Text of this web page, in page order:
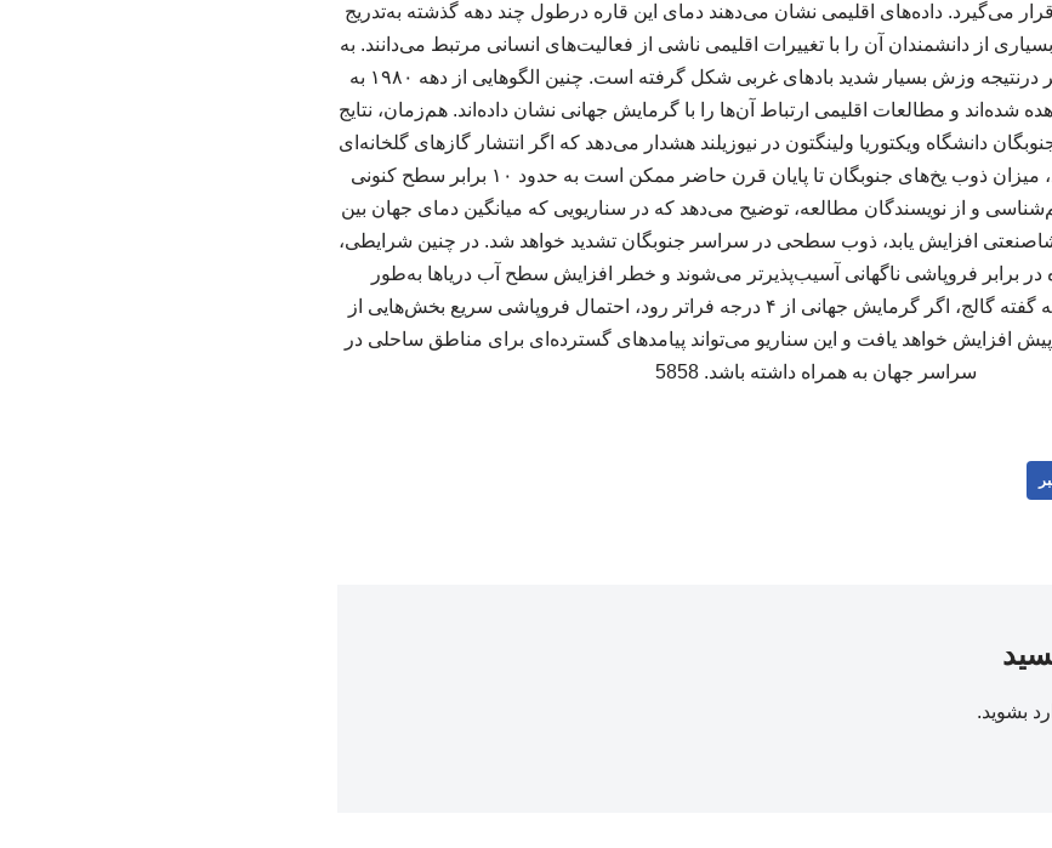
می‌گیرد. داده‌های اقلیمی نشان می‌دهند دمای این قاره درطول چند دهه گذشته به‌تدریج
از دانشمندان آن را با تغییرات اقلیمی ناشی از فعالیت‌های انسانی مرتبط می‌دانند. به
گفته کوردرو، موج گرمای اخیر درنتیجه وزش بسیار شدید بادهای غربی شکل گرفته است. چنین الگوهایی از دهه ۱۹۸۰ به
شده‌اند و مطالعات اقلیمی ارتباط آن‌ها را با گرمایش جهانی نشان داده‌اند. هم‌زمان، نتایج
دانشگاه ویکتوریا ولینگتون در نیوزیلند هشدار می‌دهد که اگر انتشار گازهای گلخانه‌ای
به‌طور چشمگیری کاهش نیابد، میزان ذوب یخ‌های جنوبگان تا پایان قرن حاضر ممکن است به حدود ۱۰ برابر سطح کنونی
و از نویسندگان مطالعه، توضیح می‌دهد که در سناریویی که میانگین دمای جهان بین
سطح پیشاصنعتی افزایش یابد، ذوب سطحی در سراسر جنوبگان تشدید خواهد شد. در چنین شرایطی،
برابر فروپاشی ناگهانی آسیب‌پذیرتر می‌شوند و خطر افزایش سطح آب دریاها به‌طور
قابل‌توجهی بیشتر خواهد شد. به گفته گالج، اگر گرمایش جهانی از ۴ درجه فراتر رود، احتمال فروپاشی سریع بخش‌هایی از
افزایش خواهد یافت و این سناریو می‌تواند پیامدهای گسترده‌ای برای مناطق ساحلی در
سراسر جهان به همراه داشته باشد. 5858
بشوید.